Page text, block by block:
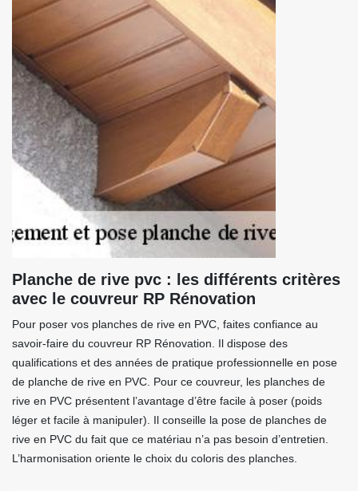
Planche de rive pvc : les différents critères
avec le couvreur RP Rénovation
Pour poser vos planches de rive en PVC, faites confiance au
savoir-faire du couvreur RP Rénovation. Il dispose des
qualifications et des années de pratique professionnelle en pose
de planche de rive en PVC. Pour ce couvreur, les planches de
rive en PVC présentent l’avantage d’être facile à poser (poids
léger et facile à manipuler). Il conseille la pose de planches de
rive en PVC du fait que ce matériau n’a pas besoin d’entretien.
L’harmonisation oriente le choix du coloris des planches.